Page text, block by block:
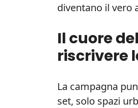
diventano il vero
Il cuore
riscrivere
La campagna
set, solo spazi